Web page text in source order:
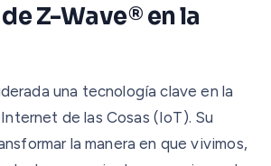
Z-Wave® en la
una tecnología clave en la
de las Cosas (IoT). Su
la manera en que vivimos,